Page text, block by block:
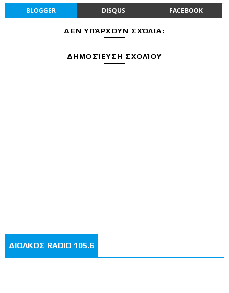
BLOGGER DISQUS FACEBOOK
ΔΕΝ ΥΠΆΡΧΟΥΝ ΣΧΌΛΙΑ:
ΔΗΜΟΣΊΕΥΣΗ ΣΧΟΛΊΟΥ
ΔΙΟΛΚΟΣ RADIO 105.6